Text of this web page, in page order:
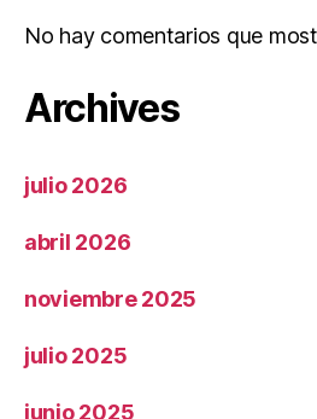
No hay comentarios que
Archives
julio 2026
abril 2026
noviembre 2025
julio 2025
junio 2025